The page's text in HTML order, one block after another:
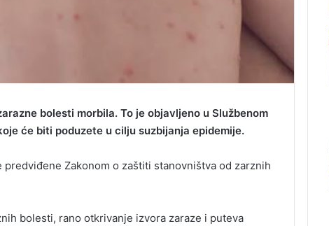
bolesti morbila. To je objavljeno u Službenom
će biti poduzete u cilju suzbijanja epidemije.
Zakonom o zaštiti stanovništva od zarznih
bolesti, rano otkrivanje izvora zaraze i puteva